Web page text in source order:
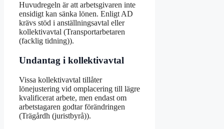
Huvudregeln är att arbetsgivaren inte
ensidigt kan sänka lönen. Enligt AD
krävs stöd i anställningsavtal eller
kollektivavtal (Transportarbetaren
(facklig tidning)).
Undantag i kollektivavtal
Vissa kollektivavtal tillåter
lönejustering vid omplacering till lägre
kvalificerat arbete, men endast om
arbetstagaren godtar förändringen
(Trägårdh (juristbyrå)).